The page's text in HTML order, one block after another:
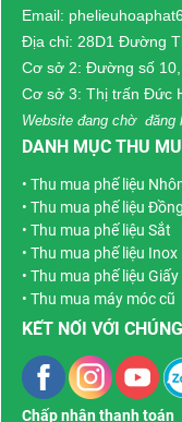
Email:
Địa chỉ: 28D1 Đường
Cơ sở 2: Đường số
Cơ sở 3: Thị trấn Đức
Website đang chờ đăng
DANH MỤC THU
• Thu mua phế liệu
• Thu mua phế liệu Đồng
• Thu mua phế liệu Sắt
• Thu mua phế liệu Inox
• Thu mua phế liệu Giấy
• Thu mua máy móc cũ
KẾT NỐI VỚI
Chấp nhận thanh toán